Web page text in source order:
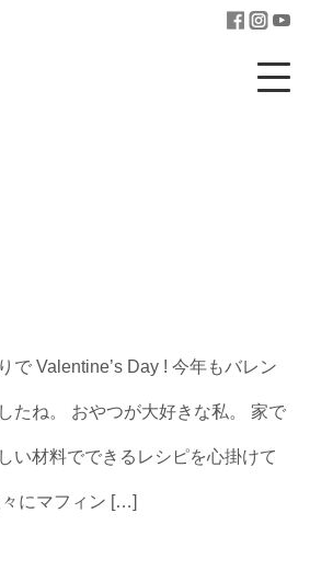
で Valentine’s Day ! 今年もバレン
たね。 おやつが大好きな私。 家で
い材料でできるレシピを心掛けて
にマフィン […]